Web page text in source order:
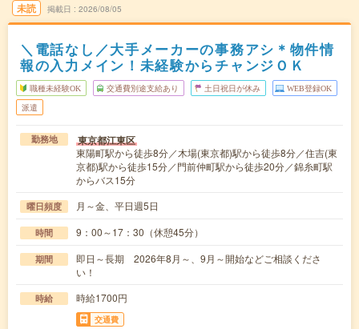
未読 掲載日 2026/08/05
＼電話なし／大手メーカーの事務アシ＊物件情
報の入力メイン！未経験からチャンジＯＫ
職種未経験OK 交通費別途支給あり 土日祝日が休み WEB登録OK
派遣
勤務地 東京都江東区
東陽町駅から徒歩8分／木場(東京都)駅から徒歩8分／住吉(東
京都)駅から徒歩15分／門前仲町駅から徒歩20分／錦糸町駅
からバス15分
曜日頻度 月～金、平日週5日
時間 9：00～17：30（休憩45分）
期間
即日～長期 2026年8月～、9月～開始などご相談くださ
い！
時給 時給1700円
交通費